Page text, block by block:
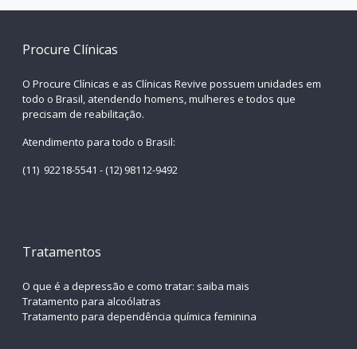
Procure Clínicas
O Procure Clínicas e as Clínicas Revive possuem unidades em
todo o Brasil, atendendo homens, mulheres e todos que
precisam de reabilitação.
Atendimento para todo o Brasil:
(11) 92218-5541 - (12) 98112-9492
Tratamentos
O que é a depressão e como tratar: saiba mais
Tratamento para alcoólatras
Tratamento para dependência química feminina